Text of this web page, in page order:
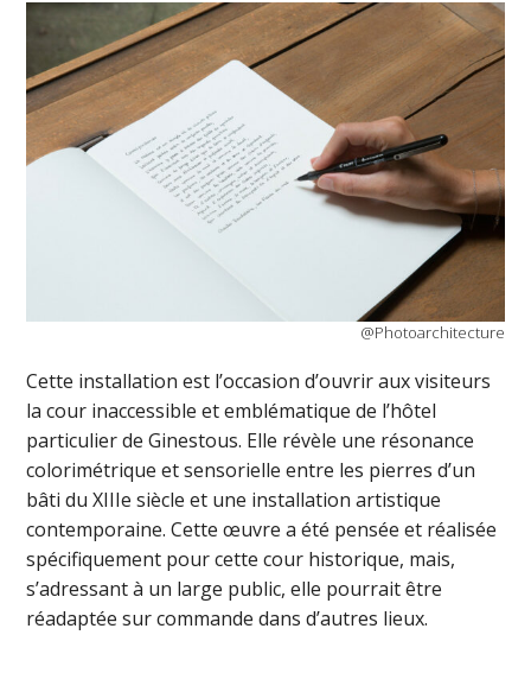
@Photoarchitecture
Cette installation est l’occasion d’ouvrir aux visiteurs
la cour inaccessible et emblématique de l’hôtel
particulier de Ginestous. Elle révèle une résonance
colorimétrique et sensorielle entre les pierres d’un
bâti du XIIIe siècle et une installation artistique
contemporaine. Cette œuvre a été pensée et réalisée
spécifiquement pour cette cour historique, mais,
s’adressant à un large public, elle pourrait être
réadaptée sur commande dans d’autres lieux.